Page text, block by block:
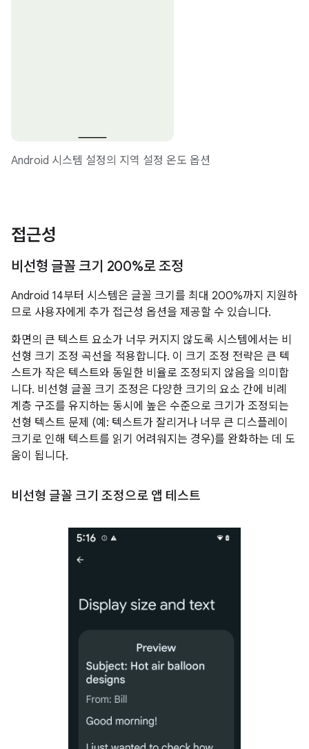
Android 시스템 설정의 지역 설정 온도 옵션
접근성
비선형 글꼴 크기 200%로 조정
Android 14부터 시스템은 글꼴 크기를 최대 200%까지 지원하
므로 사용자에게 추가 접근성 옵션을 제공할 수 있습니다.
화면의 큰 텍스트 요소가 너무 커지지 않도록 시스템에서는 비
선형 크기 조정 곡선을 적용합니다. 이 크기 조정 전략은 큰 텍
스트가 작은 텍스트와 동일한 비율로 조정되지 않음을 의미합
니다. 비선형 글꼴 크기 조정은 다양한 크기의 요소 간에 비례
계층 구조를 유지하는 동시에 높은 수준으로 크기가 조정되는
선형 텍스트 문제 (예: 텍스트가 잘리거나 너무 큰 디스플레이
크기로 인해 텍스트를 읽기 어려워지는 경우)를 완화하는 데 도
움이 됩니다.
비선형 글꼴 크기 조정으로 앱 테스트